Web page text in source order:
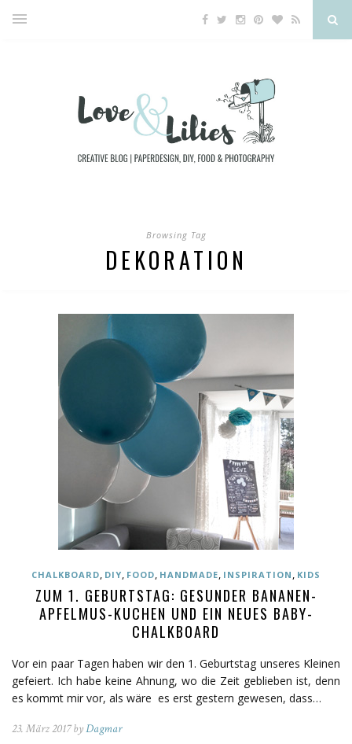
Browsing Tag
DEKORATION
CHALKBOARD, DIY, FOOD, HANDMADE, INSPIRATION , KIDS
ZUM 1. GEBURTSTAG: GESUNDER BANANEN-
APFELMUS-KUCHEN UND EIN NEUES BABY-
CHALKBOARD
Vor ein paar Tagen haben wir den 1. Geburtstag unseres Kleinen
gefeiert. Ich habe keine Ahnung, wo die Zeit geblieben ist, denn
es kommt mir vor, als wäre es erst gestern gewesen, dass…
23. März 2017 byDagmar